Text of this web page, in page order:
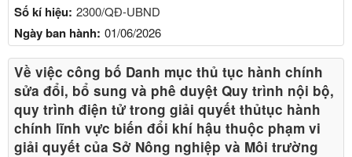
Số kí hiệu: 2300/QĐ-UBND
Ngày ban hành: 01/06/2026
Về việc công bố Danh mục thủ tục hành chính
sửa đổi, bổ sung và phê duyệt Quy trình nội bộ,
quy trình điện tử trong giải quyết thủtục hành
chính lĩnh vực biến đổi khí hậu thuộc phạm vi
giải quyết của Sở Nông nghiệp và Môi trường